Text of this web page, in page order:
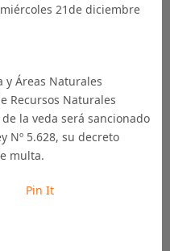
21de diciembre
y Áreas Naturales
Recursos Naturales
la veda será sancionado
Nº 5.628, su decreto
multa.
Pin It